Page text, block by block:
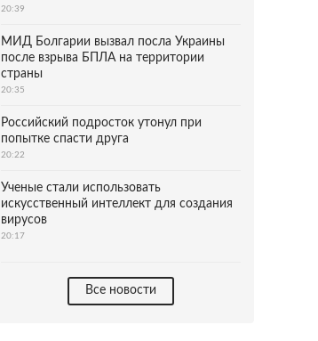
20:39
МИД Болгарии вызвал посла Украины
после взрыва БПЛА на территории
страны
20:35
Российский подросток утонул при
попытке спасти друга
20:22
Ученые стали использовать
искусственный интеллект для создания
вирусов
20:17
Все новости